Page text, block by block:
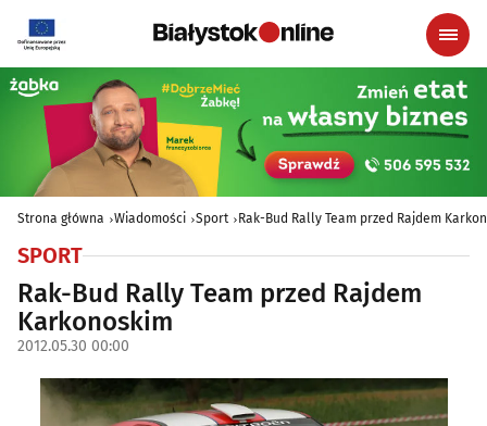
Strona główna Wiadomości Sport Rak-Bud Rally Team przed Rajdem
SPORT
Rak-Bud Rally Team przed Rajdem
Karkonoskim
2012.05.30 00:00